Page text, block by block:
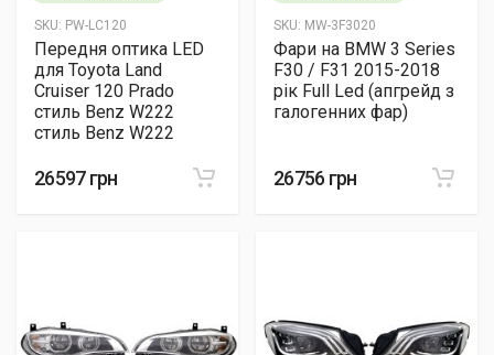
SKU: PW-LC120
Передня оптика LED
для Toyota Land
Сruiser 120 Prado
стиль Benz W222
стиль Benz W222
26597 грн
SKU: MW-3F3020
Фари на BMW 3 Series
F30 / F31 2015-2018
рік Full Led (апгрейд з
галогенних фар)
26756 грн